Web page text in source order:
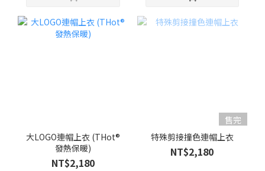
大LOGO連帽上衣 (THot®
發熱保暖)
NT$2,180
售完
特殊剪接撞色連帽上衣
NT$2,180